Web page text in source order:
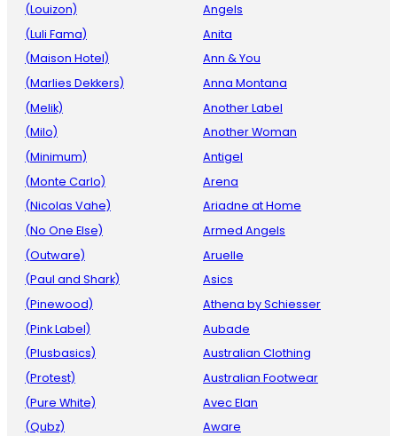
(Louizon)
(Luli Fama)
(Maison Hotel)
(Marlies Dekkers)
(Melik)
(Milo)
(Minimum)
(Monte Carlo)
(Nicolas Vahe)
(No One Else)
(Outware)
(Paul and Shark)
(Pinewood)
(Pink Label)
(Plusbasics)
(Protest)
(Pure White)
(Qubz)
Angels
Anita
Ann & You
Anna Montana
Another Label
Another Woman
Antigel
Arena
Ariadne at Home
Armed Angels
Aruelle
Asics
Athena by Schiesser
Aubade
Australian Clothing
Australian Footwear
Avec Elan
Aware